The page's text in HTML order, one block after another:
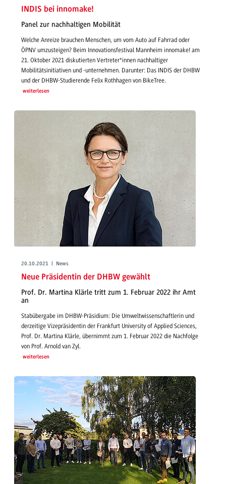
INDIS bei innomake!
Panel zur nachhaltigen Mobilität
Welche Anreize brauchen Menschen, um vom Auto auf Fahrrad oder
ÖPNV umzusteigen? Beim Innovationsfestival Mannheim innomake! am
21. Oktober 2021 diskutierten Vertreter*innen nachhaltiger
Mobilitätsinitiativen und -unternehmen. Darunter: Das INDIS der DHBW
und der DHBW-Studierende Felix Rothhagen von BikeTree.
weiterlesen
20.10.2021 | News
Neue Präsidentin der DHBW gewählt
Prof. Dr. Martina Klärle tritt zum 1. Februar 2022 ihr Amt
an
Stabübergabe im DHBW-Präsidium: Die Umweltwissenschaftlerin und
derzeitige Vizepräsidentin der Frankfurt University of Applied Sciences,
Prof. Dr. Martina Klärle, übernimmt zum 1. Februar 2022 die Nachfolge
von Prof. Arnold van Zyl.
weiterlesen